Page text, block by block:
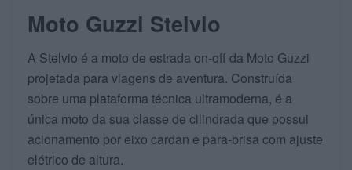
Moto Guzzi Stelvio
A Stelvio é a moto de estrada on-off da Moto Guzzi
projetada para viagens de aventura. Construída
sobre uma plataforma técnica ultramoderna, é a
única moto da sua classe de cilindrada que possui
acionamento por eixo cardan e para-brisa com ajuste
elétrico de altura.